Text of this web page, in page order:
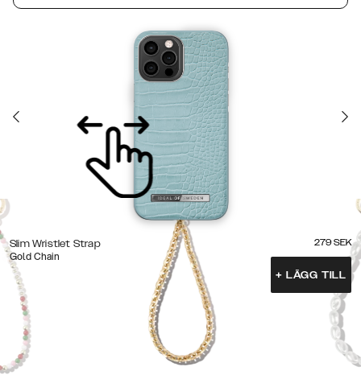
Slim Wristlet Strap
Gold Chain
279 SEK
+ LÄGG TILL